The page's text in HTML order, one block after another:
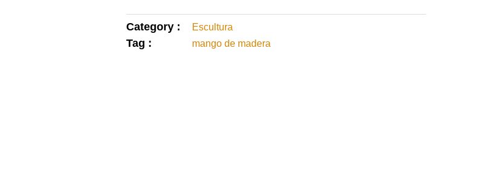
Category : Escultura
Tag : mango de madera